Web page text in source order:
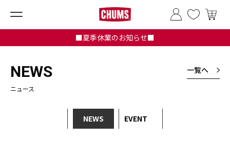
■夏季休業のお知らせ■
NEWS
ニュース
一覧へ
NEWS EVENT